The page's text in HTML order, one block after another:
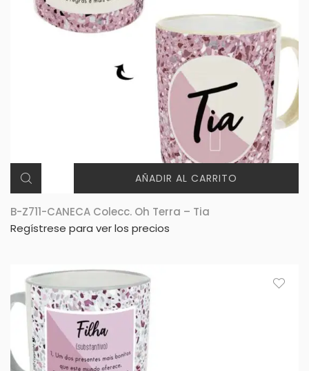
AÑADIR AL CARRITO
B-Z711-CANECA Colecc. Oh Terra – Tia
Regístrese para ver los precios